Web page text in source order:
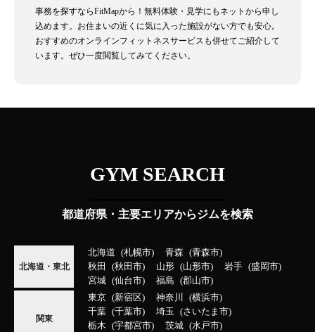
事務を探すならFitMapから！無料体験・見学にもネットから申し
込めます。お住まいの近くに気に入った施設がない方でも安心。
おすすめのオンラインフィットネスサービスも併せてご紹介して
います。ぜひ一度閲覧してみてください。
GYM SEARCH
都道府県・主要エリアからジムを検索
北海道・東北
北海道 札幌市 青森
青森市
秋田
秋田市 山形 山形市 岩手
盛岡市
宮城
仙台市 福島 郡山市
関東
東京 新宿区 神奈川
横浜市
千葉
千葉市 埼玉
さいたま市
栃木
宇都宮市 茨城
水戸市